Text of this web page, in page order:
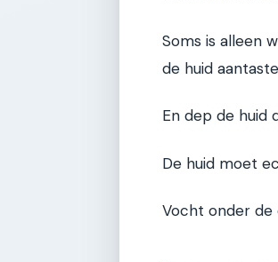
Soms is alleen
de huid
En dep de huid
De huid moet
Vocht onder